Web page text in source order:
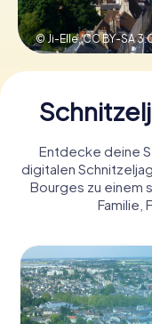
© Ji-Elle,CC BY-SA
Entdecke deine
digitalen
Bourges zu einem
Familie,